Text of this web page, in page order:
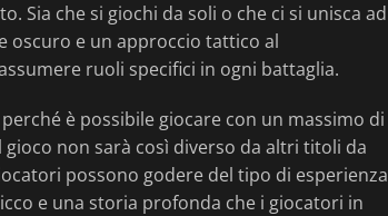
Sia che si giochi da soli o che ci si unisca ad
oscuro e un approccio tattico al
ruoli specifici in ogni battaglia.
è possibile giocare con un massimo di
non sarà così diverso da altri titoli da
possono godere del tipo di esperienza
e una storia profonda che i giocatori in